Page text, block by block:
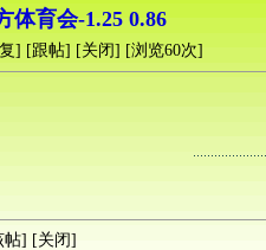
体育会-1.25 0.86
] [跟帖] [关闭] [浏览60次]
帖] [关闭]